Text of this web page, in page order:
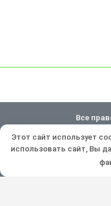
Все
Политика
Разработка
Этот сайт использует
использовать сайт, Вы